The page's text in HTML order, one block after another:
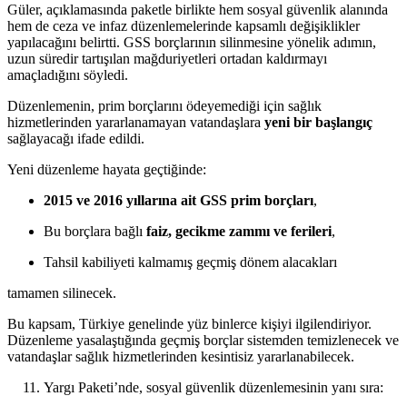
Güler, açıklamasında paketle birlikte hem sosyal güvenlik alanında
hem de ceza ve infaz düzenlemelerinde kapsamlı değişiklikler
yapılacağını belirtti. GSS borçlarının silinmesine yönelik adımın,
uzun süredir tartışılan mağduriyetleri ortadan kaldırmayı
amaçladığını söyledi.
Düzenlemenin, prim borçlarını ödeyemediği için sağlık
hizmetlerinden yararlanamayan vatandaşlara yeni bir başlangıç
sağlayacağı ifade edildi.
Yeni düzenleme hayata geçtiğinde:
2015 ve 2016 yıllarına ait GSS prim borçları,
Bu borçlara bağlı faiz, gecikme zammı ve ferileri,
Tahsil kabiliyeti kalmamış geçmiş dönem alacakları
tamamen silinecek.
Bu kapsam, Türkiye genelinde yüz binlerce kişiyi ilgilendiriyor.
Düzenleme yasalaştığında geçmiş borçlar sistemden temizlenecek ve
vatandaşlar sağlık hizmetlerinden kesintisiz yararlanabilecek.
Yargı Paketi’nde, sosyal güvenlik düzenlemesinin yanı sıra: